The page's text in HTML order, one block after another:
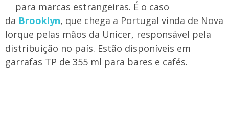
para marcas estrangeiras. É o caso
da Brooklyn, que chega a Portugal vinda de Nova
Iorque pelas mãos da Unicer, responsável pela
distribuição no país. ​Estão disponíveis em
garrafas TP de 355 ml para bares e cafés.